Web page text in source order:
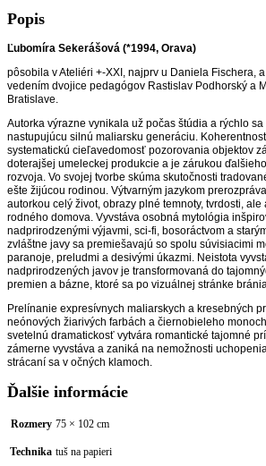
Popis
Ľubomíra Sekerášová (*1994, Orava)
pôsobila v Ateliéri +-XXI, najprv u Daniela Fischera,
vedením dvojice pedagógov Rastislav Podhorský a
Bratislave.
Autorka výrazne vynikala už počas štúdia a rýchlo
nastupujúcu silnú maliarsku generáciu.
systematickú cieľavedomosť pozorovania objektov
doterajšej umeleckej produkcie a je zárukou
rozvoja. Vo svojej tvorbe skúma skutočnosti
ešte žijúcou rodinou. Výtvarným jazykom
autorkou celý život, obrazy plné temnoty, tvrdosti,
rodného domova. Vyvstáva osobná mytológia
nadprirodzenými výjavmi, sci-fi, bosoráctvom a
zvláštne javy sa premiešavajú so spolu súvisiacimi
paranoje, preludmi a desivými úkazmi. Neistota
nadprirodzených javov je transformovaná do
premien a bázne, ktoré sa po vizuálnej stránke
Prelínanie expresívnych maliarskych a kresebných
neónových žiarivých farbách a čiernobieleho
svetelnú dramatickosť vytvára romantické tajomné
zámerne vyvstáva a zaniká na nemožnosti
strácaní sa v očných klamoch.
Ďalšie informácie
Rozmery 75 × 102 cm
Technika tuš na papieri